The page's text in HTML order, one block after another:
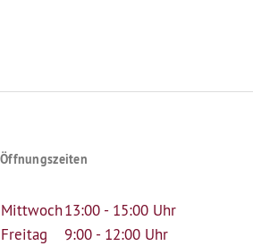
Öffnungszeiten
Mittwoch13:00 - 15:00 Uhr
Freitag
9:00 - 12:00 Uhr